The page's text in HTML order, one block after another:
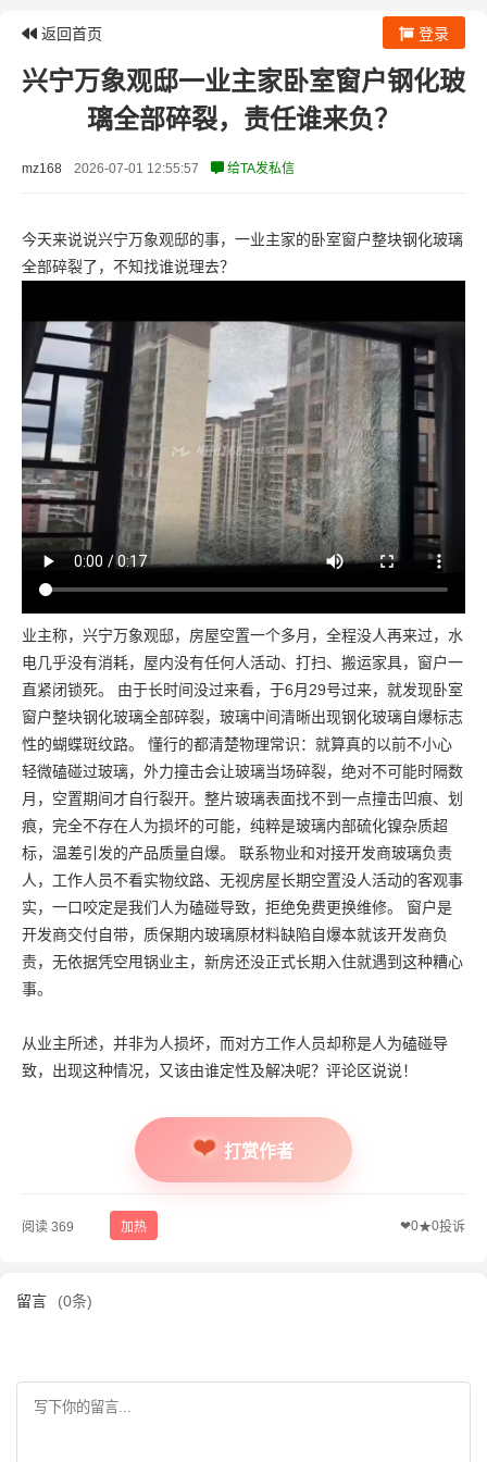
返回首页 登录
兴宁万象观邸一业主家卧室窗户钢化玻
璃全部碎裂，责任谁来负？
mz168 2026-07-01 12:55:57 给TA发私信
今天来说说兴宁万象观邸的事，一业主家的卧室窗户整块钢化玻璃
全部碎裂了，不知找谁说理去？
业主称，兴宁万象观邸，房屋空置一个多月，全程没人再来过，水
电几乎没有消耗，屋内没有任何人活动、打扫、搬运家具，窗户一
直紧闭锁死。 由于长时间没过来看，于6月29号过来，就发现卧室
窗户整块钢化玻璃全部碎裂，玻璃中间清晰出现钢化玻璃自爆标志
性的蝴蝶斑纹路。 懂行的都清楚物理常识：就算真的以前不小心
轻微磕碰过玻璃，外力撞击会让玻璃当场碎裂，绝对不可能时隔数
月，空置期间才自行裂开。整片玻璃表面找不到一点撞击凹痕、划
痕，完全不存在人为损坏的可能，纯粹是玻璃内部硫化镍杂质超
标，温差引发的产品质量自爆。 联系物业和对接开发商玻璃负责
人，工作人员不看实物纹路、无视房屋长期空置没人活动的客观事
实，一口咬定是我们人为磕碰导致，拒绝免费更换维修。 窗户是
开发商交付自带，质保期内玻璃原材料缺陷自爆本就该开发商负
责，无依据凭空甩锅业主，新房还没正式长期入住就遇到这种糟心
事。
从业主所述，并非为人损坏，而对方工作人员却称是人为磕碰导
致，出现这种情况，又该由谁定性及解决呢？评论区说说！
打赏作者
阅读 369 加热 ❤0★0投诉
留言 (0条)